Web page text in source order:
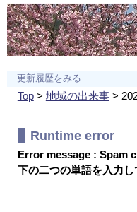
更新履歴をみる
Top> 地域の出来事>
Runtime error
Error message : Spam
下の二つの単語を入力し